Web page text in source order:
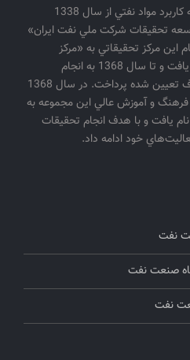
با هدف تحقيق و توسعه در زمينه كاربرد مواد نفتي از سال 1338
تحقيقات شركت ملي نفت ايران»
اين مركز تحقيقاتي به «مركز
پژوهش و خدمات علمي» تغيير يافت و تا سال 1368 به انجام
فعاليت‌هاي خود در راستاي اهداف تعيين شده پرداخت. در سال 1368
و آموزش عالي اين مجموعه به
يافت و با هدف انجام تحقيقات
خود ادامه داد.
نفت
صنعت نفت
نفت